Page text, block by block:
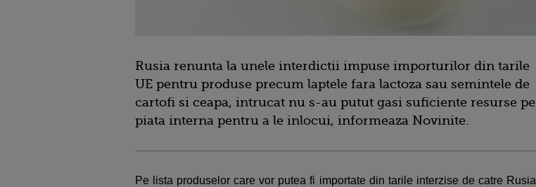
Rusia renunta la unele interdictii impuse importurilor din tarile
UE pentru produse precum laptele fara lactoza sau semintele de
cartofi si ceapa, intrucat nu s-au putut gasi suficiente resurse pe
piata interna pentru a le inlocui, informeaza Novinite.
Pe lista produselor care vor putea fi importate din tarile interzise de catre Rusia